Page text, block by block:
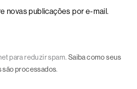
novas publicações por e-mail.
para reduzir spam. Saiba como seus
são processados.